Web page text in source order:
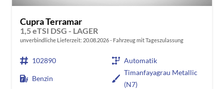
Cupra Terramar
1,5 eTSI DSG - LAGER
unverbindliche Lieferzeit: 20.08.2026 Fahrzeug mit Tageszulassung
102890 Automatik
Benzin
Timanfayagrau Metallic
(N7)